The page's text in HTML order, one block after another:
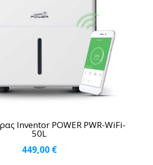
Inventor POWER PWR-WiFi-
50L
449,00 €